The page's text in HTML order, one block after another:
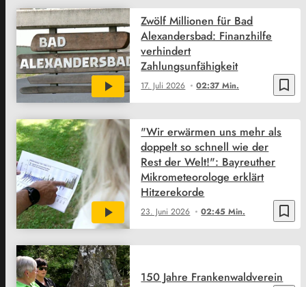
bookmark_border
17. Juli 2026 02:37 Min.
Zwölf Millionen für Bad
Alexandersbad: Finanzhilfe
verhindert
Zahlungsunfähigkeit
bookmark_border
23. Juni 2026 02:45 Min.
"Wir erwärmen uns mehr als
doppelt so schnell wie der
Rest der Welt!": Bayreuther
Mikrometeorologe erklärt
Hitzerekorde
150 Jahre Frankenwaldverein